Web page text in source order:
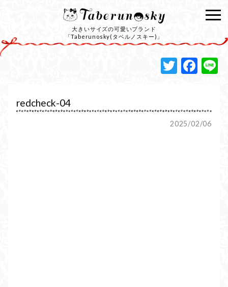
大きいサイズの可愛いブランド
「Taberunosky(タベルノスキー)」
redcheck-04
2025/02/06